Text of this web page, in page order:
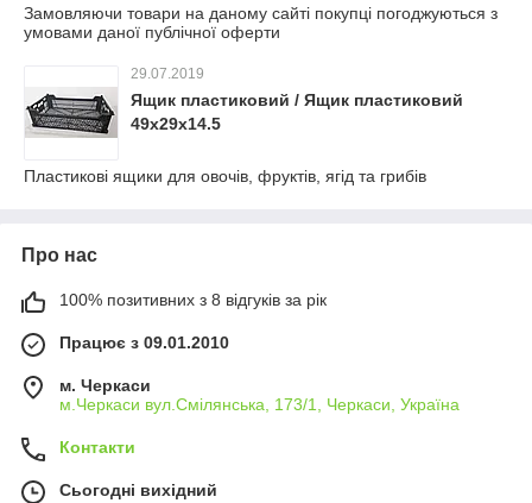
Замовляючи товари на даному сайті покупці погоджуються з
умовами даної публічної оферти
29.07.2019
Ящик пластиковий / Ящик пластиковий
49х29х14.5
Пластикові ящики для овочів, фруктів, ягід та грибів
Про нас
100% позитивних з 8 відгуків за рік
Працює з 09.01.2010
м. Черкаси
м.Черкаси вул.Смілянська, 173/1, Черкаси, Україна
Контакти
Сьогодні вихідний